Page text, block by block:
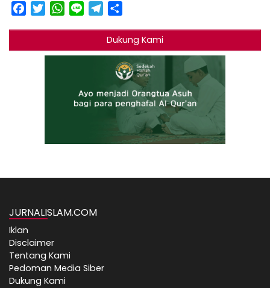
Facebook
TwitterWhatsApp
Line Telegram
Dukung Kami
JURNALISLAM.COM
Iklan
Disclaimer
Tentang Kami
Pedoman Media Siber
Dukung Kami